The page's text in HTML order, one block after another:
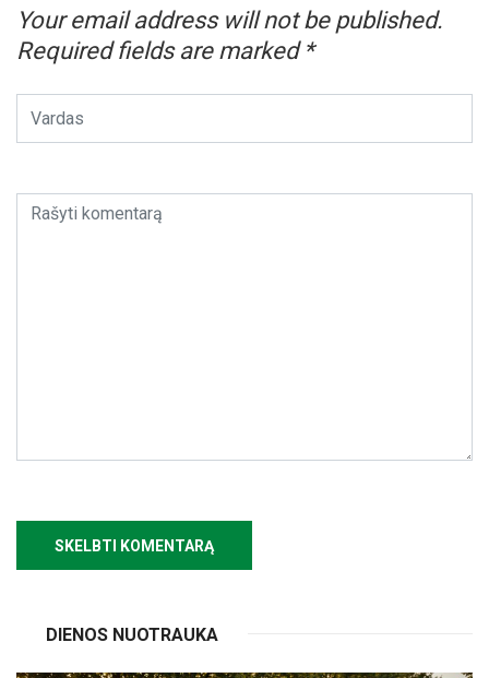
Your email address will not be published.
Required fields are marked *
DIENOS NUOTRAUKA